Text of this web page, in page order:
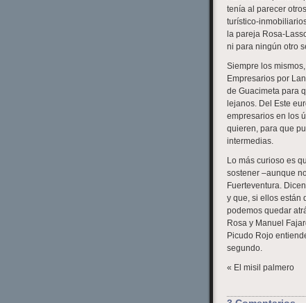
tenía al parecer
turístico-
la pareja Rosa-
ni para ningún otro
Siempre los
Empresarios por
de Guacimeta para
lejanos. Del Este
empresarios en los
quieren, para que
intermedias.
Lo más curioso es
sostener –aunque
Fuerteventura.
y que, si ellos están
podemos quedar
Rosa y Manuel
Picudo Rojo
segundo.
« El misil palmero